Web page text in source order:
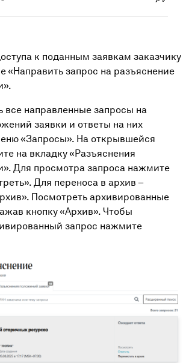
Telegram
к поданным заявкам заказчику
«Направить запрос на разъяснение
все направленные запросы на
заявки и ответы на них
«Запросы». На открывшейся
на вкладку «Разъяснения
Для просмотра запроса нажмите
Для переноса в архив –
Посмотреть архивированные
кнопку «Архив». Чтобы
запрос нажмите